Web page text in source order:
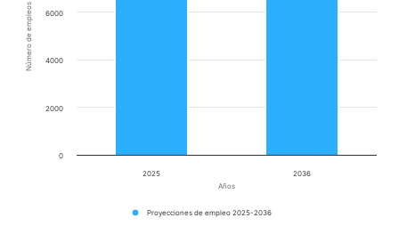
Años
Número de empleos
Proyecciones de empleo 2025-2036
2025 2036
0
2000
4000
6000